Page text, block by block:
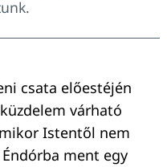
csata előestéjén
várható
Istentől nem
ment egy